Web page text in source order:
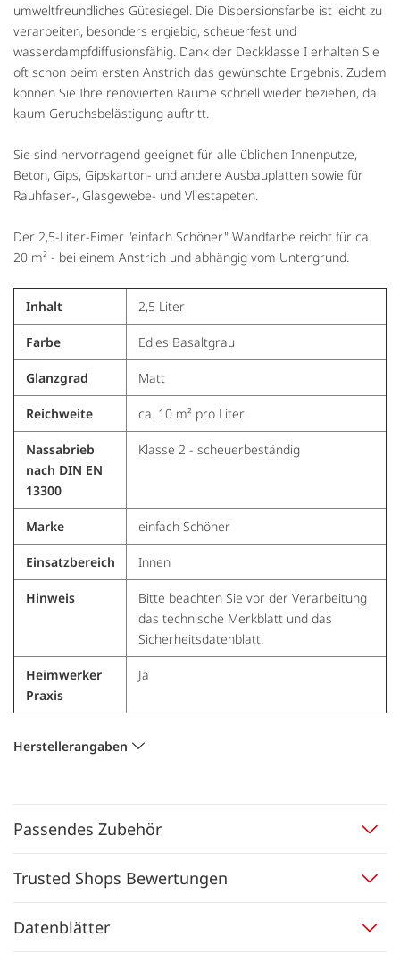
umweltfreundliches Gütesiegel. Die Dispersionsfarbe ist leicht zu
verarbeiten, besonders ergiebig, scheuerfest und
wasserdampfdiffusionsfähig. Dank der Deckklasse I erhalten Sie
oft schon beim ersten Anstrich das gewünschte Ergebnis. Zudem
können Sie Ihre renovierten Räume schnell wieder beziehen, da
kaum Geruchsbelästigung auftritt.
Sie sind hervorragend geeignet für alle üblichen Innenputze,
Beton, Gips, Gipskarton- und andere Ausbauplatten sowie für
Rauhfaser-, Glasgewebe- und Vliestapeten.
Der 2,5-Liter-Eimer "einfach Schöner" Wandfarbe reicht für ca.
20 m² - bei einem Anstrich und abhängig vom Untergrund.
Inhalt 2,5 Liter
Farbe Edles Basaltgrau
Glanzgrad Matt
Reichweite ca. 10 m² pro Liter
Nassabrieb
nach DIN EN
13300
Klasse 2 - scheuerbeständig
Marke einfach Schöner
Einsatzbereich Innen
Hinweis
Bitte beachten Sie vor der Verarbeitung
das technische Merkblatt und das
Sicherheitsdatenblatt.
Heimwerker
Praxis
Ja
Herstellerangaben
Passendes Zubehör
Trusted Shops Bewertungen
Datenblätter